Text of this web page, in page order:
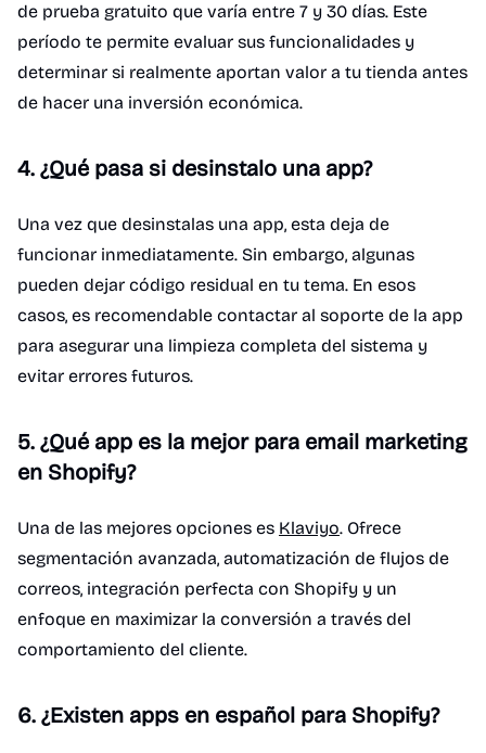
de prueba gratuito que varía entre 7 y 30 días. Este
período te permite evaluar sus funcionalidades y
determinar si realmente aportan valor a tu tienda antes
de hacer una inversión económica.
4. ¿Qué pasa si desinstalo una app?
Una vez que desinstalas una app, esta deja de
funcionar inmediatamente. Sin embargo, algunas
pueden dejar código residual en tu tema. En esos
casos, es recomendable contactar al soporte de la app
para asegurar una limpieza completa del sistema y
evitar errores futuros.
5. ¿Qué app es la mejor para email marketing
en Shopify?
Una de las mejores opciones es Klaviyo. Ofrece
segmentación avanzada, automatización de flujos de
correos, integración perfecta con Shopify y un
enfoque en maximizar la conversión a través del
comportamiento del cliente.
6. ¿Existen apps en español para Shopify?